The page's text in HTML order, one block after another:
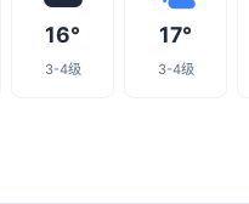
16°
3-4级
17°
3-4级